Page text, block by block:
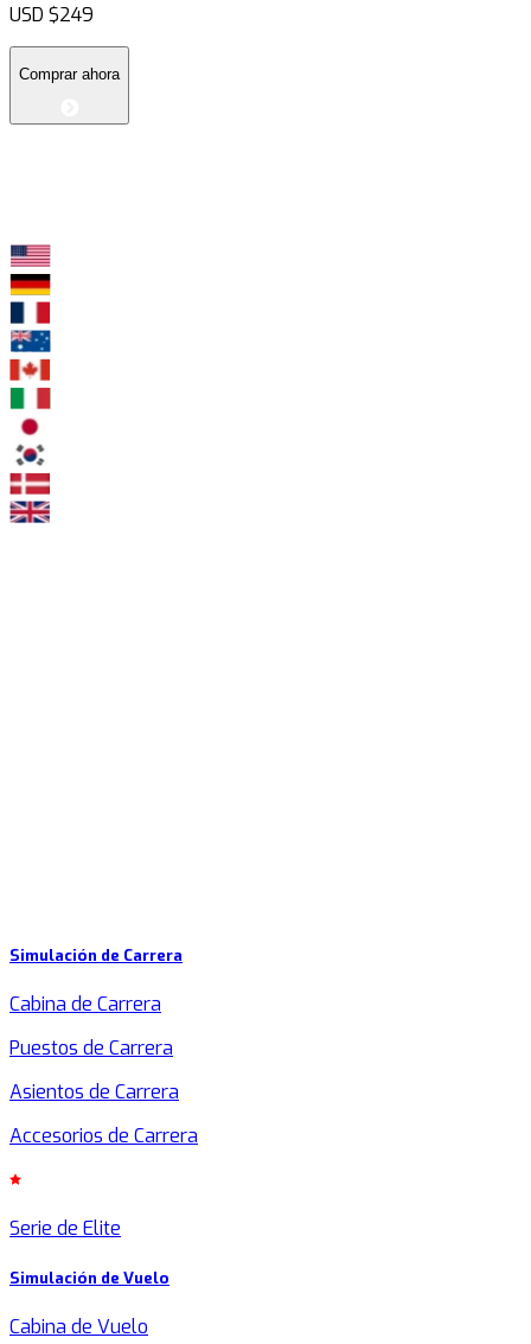
USD $249
Comprar ahora
Simulación de Carrera
Cabina de Carrera
Puestos de Carrera
Asientos de Carrera
Accesorios de Carrera
Serie de Elite
Simulación de Vuelo
Cabina de Vuelo